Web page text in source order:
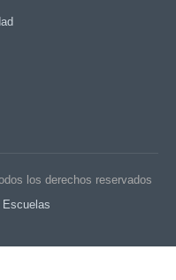
los derechos reservados
Escuelas